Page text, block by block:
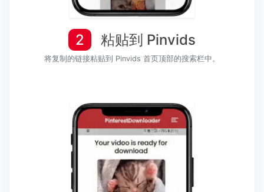
2 粘贴到 Pinvids
将复制的链接粘贴到 Pinvids 首页顶部的搜索栏中。